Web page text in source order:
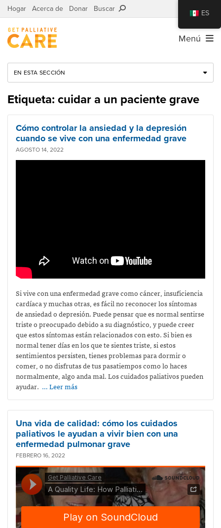
Hogar Acerca de Donar Buscar
Menú
EN ESTA SECCIÓN
Etiqueta: cuidar a un paciente grave
Cómo controlar la ansiedad y la depresión
cuando se vive con una enfermedad grave
AGOSTO 14, 2022
Si vive con una enfermedad grave como cáncer, insuficiencia
cardíaca y muchas otras, es fácil no reconocer los síntomas
de ansiedad o depresión. Puede pensar que es normal sentirse
triste o preocupado debido a su diagnóstico, y puede creer
que estos síntomas están relacionados con esto. Si bien es
normal tener días en los que te sientes triste, si estos
sentimientos persisten, tienes problemas para dormir o
comer, o no disfrutas de tus pasatiempos como lo haces
normalmente, algo anda mal. Los cuidados paliativos pueden
ayudar. … Leer más
Una vida de calidad: cómo los cuidados
paliativos le ayudan a vivir bien con una
enfermedad pulmonar grave
FEBRERO 16, 2022
ES